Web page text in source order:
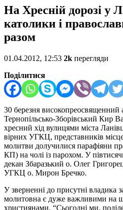
На Хресній дорозі у
католики і
разом
01.04.2012, 12:53 2k перегляди
Поділитися
30 березня високопреосвященний
Тернопільсько-Зборівський Кир
хресний хід вулицями міста
вірних УГКЦ, представників
молитви долучилися парафіяни
КП) на чолі із парохом. У
декан Збаразький о. Олег
УГКЦ о. Мирон Бречко.
У зверненні до присутні владика
молитовна є дуже важливими на
християнами. “Сьогодні ми,